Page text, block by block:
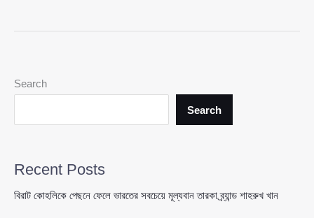
জামায়াতের
পুনর্নির্বাচনের
Search
Search
Recent Posts
বিরাট কোহলিকে পেছনে ফেলে ভারতের সবচেয়ে মূল্যবান তারকা ব্র্যান্ড শাহরুখ খান